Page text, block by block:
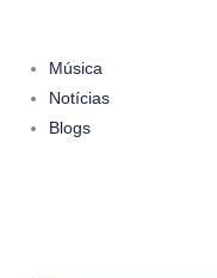
conteúdo
Música
Notícias
Blogs